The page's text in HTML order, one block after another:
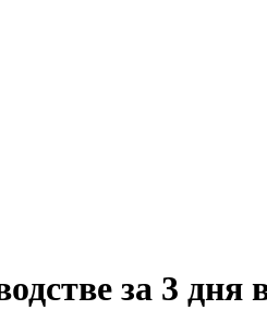
за 3 дня